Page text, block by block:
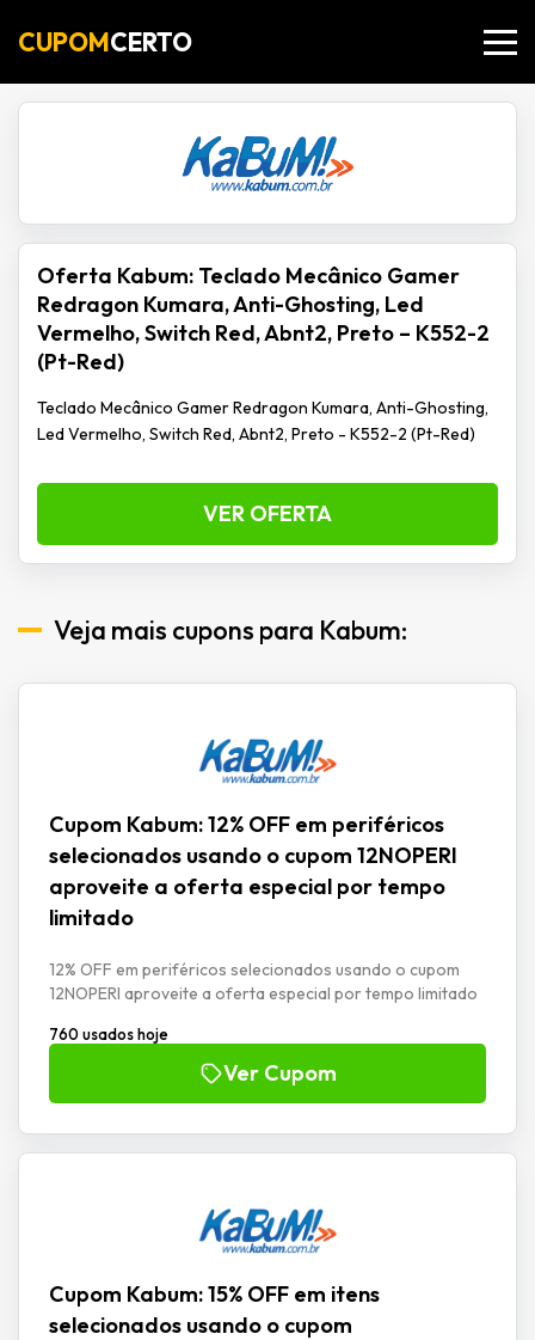
CUPOMCERTO
Oferta Kabum: Teclado Mecânico Gamer
Redragon Kumara, Anti-Ghosting, Led
Vermelho, Switch Red, Abnt2, Preto – K552-2
(Pt-Red)
Teclado Mecânico Gamer Redragon Kumara, Anti-Ghosting,
Led Vermelho, Switch Red, Abnt2, Preto - K552-2 (Pt-Red)
VER OFERTA
Veja mais cupons para Kabum:
Cupom Kabum: 12% OFF em periféricos
selecionados usando o cupom 12NOPERI
aproveite a oferta especial por tempo
limitado
12% OFF em periféricos selecionados usando o cupom
12NOPERI aproveite a oferta especial por tempo limitado
760 usados hoje
Ver Cupom
Cupom Kabum: 15% OFF em itens
selecionados usando o cupom